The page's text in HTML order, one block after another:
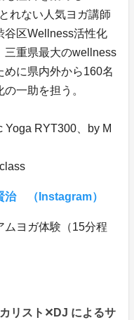
れない人気ヨガ講師
谷区Wellness活性化
三重県最大のwellness
めに県内外から160名
の一助を担う。
Yoga RYT300、by M
治 （Instagram）
ムヨガ体験（15分程
リスト✕DJ によるサ